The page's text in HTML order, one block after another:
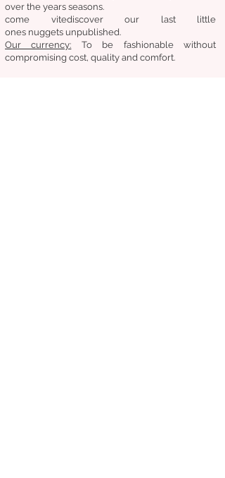
over the years seasons.
come vitediscoverour last little
ones nuggets unpublished.
Our currency:
To be fashionable without
compromising cost, quality and comfort.